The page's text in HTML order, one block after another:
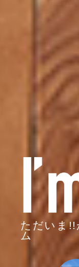
ただいま!!
ム